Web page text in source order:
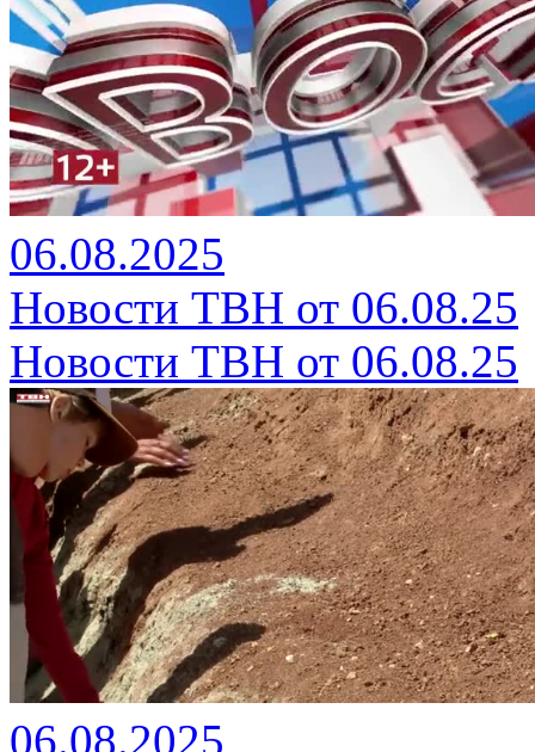
06.08.2025
Новости ТВН от 06.08.25
Новости ТВН от 06.08.25
06.08.2025